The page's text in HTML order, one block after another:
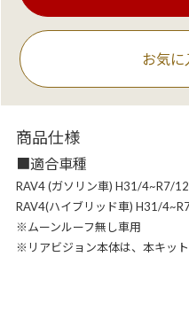
お気に
商品仕様
■適合車種
RAV4 (ガソリン車) H31/4~R7/
RAV4(ハイブリッド車) H31/
※ムーンルーフ無し車用
※リアビジョン本体は、本キッ